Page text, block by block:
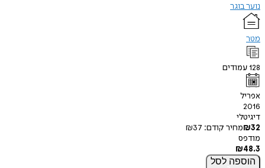
נוער בוגר
מטר
128עמודים
אפריל
2016
דיגיטלי
₪32 מחיר קודם: ₪37
מודפס
₪48.3
הוספה לסל